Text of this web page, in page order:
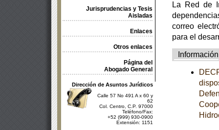
Jurisprudencias y Tesis
Aisladas
Enlaces
Otros enlaces
Página del
Abogado General
Dirección de Asuntos Jurídicos
Calle 57 No 491 A x 60 y
62
Col. Centro, C.P. 97000
Teléfono/Fax:
+52 (999) 930-0900
Extensión: 1151
La Red de
correo
para el
Información